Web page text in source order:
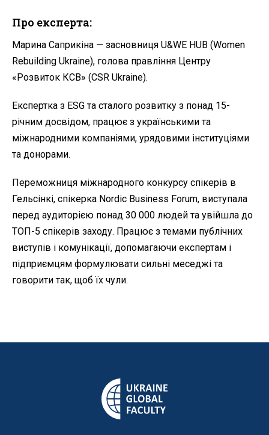
Про експерта:
Марина Саприкіна — засновниця U&WE HUB (Women
Rebuilding Ukraine), голова правління Центру
«Розвиток КСВ» (CSR Ukraine).
Експертка з ESG та сталого розвитку з понад 15-
річним досвідом, працює з українськими та
міжнародними компаніями, урядовими інституціями
та донорами.
Переможниця міжнародного конкурсу спікерів в
Гельсінкі, спікерка Nordic Business Forum, виступала
перед аудиторією понад 30 000 людей та увійшла до
ТОП-5 спікерів заходу. Працює з темами публічних
виступів і комунікації, допомагаючи експертам і
підприємцям формулювати сильні меседжі та
говорити так, щоб їх чули.